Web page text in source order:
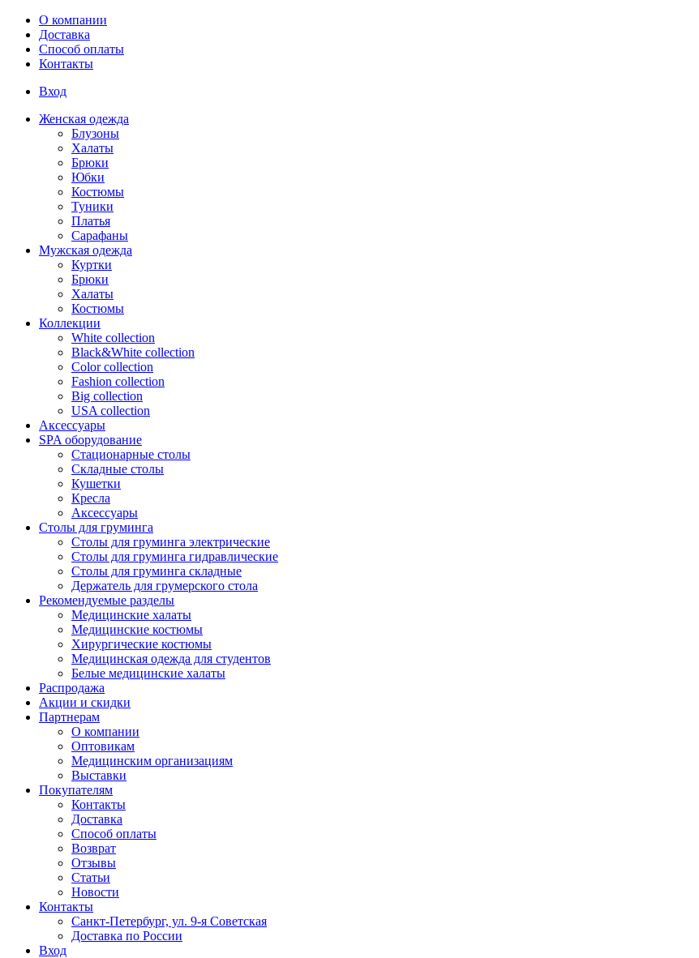
Перейти к основному содержанию
О компании
Доставка
Способ оплаты
Контакты
Вход
Женская одежда
Блузоны
Халаты
Брюки
Юбки
Костюмы
Туники
Платья
Сарафаны
Мужская одежда
Куртки
Брюки
Халаты
Костюмы
Коллекции
White collection
Black&White collection
Color collection
Fashion collection
Big collection
USA collection
Аксессуары
SPA оборудование
Стационарные столы
Складные столы
Кушетки
Кресла
Аксессуары
Столы для груминга
Столы для груминга электрические
Столы для груминга гидравлические
Столы для груминга складные
Держатель для грумерского стола
Рекомендуемые разделы
Медицинские халаты
Медицинские костюмы
Хирургические костюмы
Медицинская одежда для студентов
Белые медицинские халаты
Распродажа
Акции и скидки
Партнерам
О компании
Оптовикам
Медицинским организациям
Выставки
Покупателям
Контакты
Доставка
Способ оплаты
Возврат
Отзывы
Статьи
Новости
Контакты
Санкт-Петербург, ул. 9-я Советская
Доставка по России
Вход